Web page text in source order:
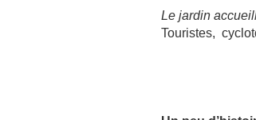
Le jardin
Touristes,